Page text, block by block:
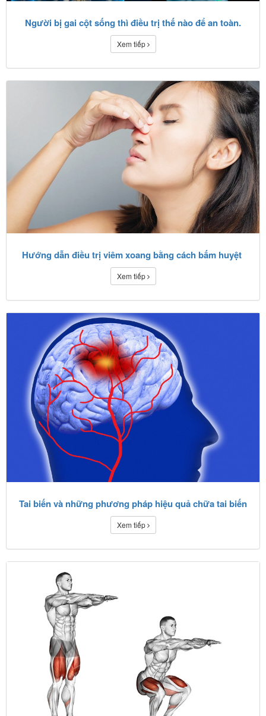
Người bị gai cột sống thì điều trị thế nào để an toàn.
Xem tiếp
Hướng dẫn điều trị viêm xoang bằng cách bấm huyệt
Xem tiếp
Tai biến và những phương pháp hiệu quả chữa tai biến
Xem tiếp